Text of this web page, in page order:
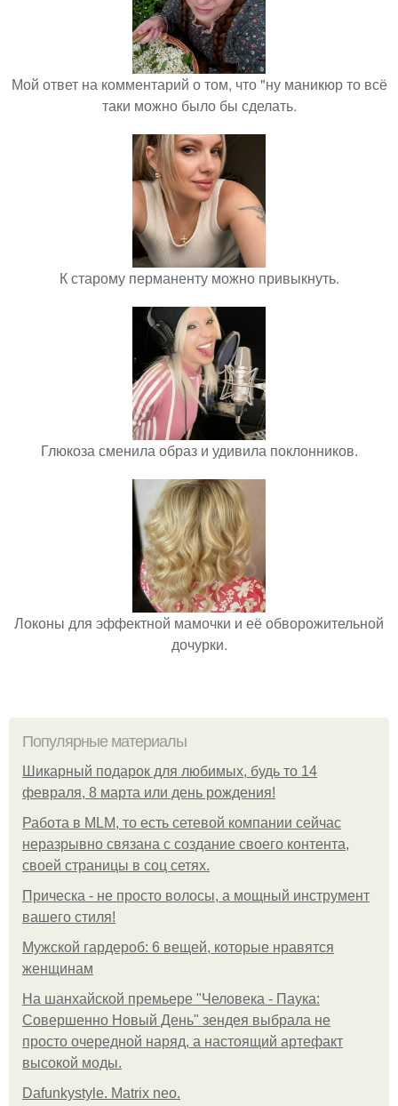
Мой ответ на комментарий о том, что "ну маникюр то всё
таки можно было бы сделать.
К старому перманенту можно привыкнуть.
Глюкоза сменила образ и удивила поклонников.
Локоны для эффектной мамочки и её обворожительной
дочурки.
Популярные материалы
Шикарный подарок для любимых, будь то 14
февраля, 8 марта или день рождения!
Работа в MLM, то есть сетевой компании сейчас
неразрывно связана с создание своего контента,
своей страницы в соц сетях.
Прическа - не просто волосы, а мощный инструмент
вашего стиля!
Мужской гардероб: 6 вещей, которые нравятся
женщинам
На шанхайской премьере "Человека - Паука:
Совершенно Новый День" зендея выбрала не
просто очередной наряд, а настоящий артефакт
высокой моды.
Dafunkystyle. Matrix neo.